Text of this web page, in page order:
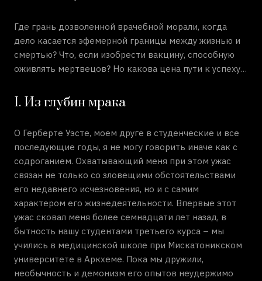
Где грань дозволенной врачебной морали, когда
дело касается эфемерной границы между жизнью и
смертью? Что, если изобрести вакцину, способную
оживлять мертвецов? Но какова цена пути к успеху…
I. Из глубин мрака
О Герберте Уэсте, моем друге в студенческие и все
последующие годы, я не могу говорить иначе как с
содроганием. Охватывающий меня при этом ужас
связан не только со зловещими обстоятельствами
его недавнего исчезновения, но и с самим
характером его жизнедеятельности. Впервые этот
ужас сковал меня более семнадцати лет назад, в
бытность нашу студентами третьего курса – мы
учились в медицинской школе при Мискатоникском
университете в Аркхеме. Пока мы дружили,
необычность и демонизм его опытов неудержимо